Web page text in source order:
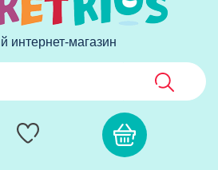
интернет-магазин